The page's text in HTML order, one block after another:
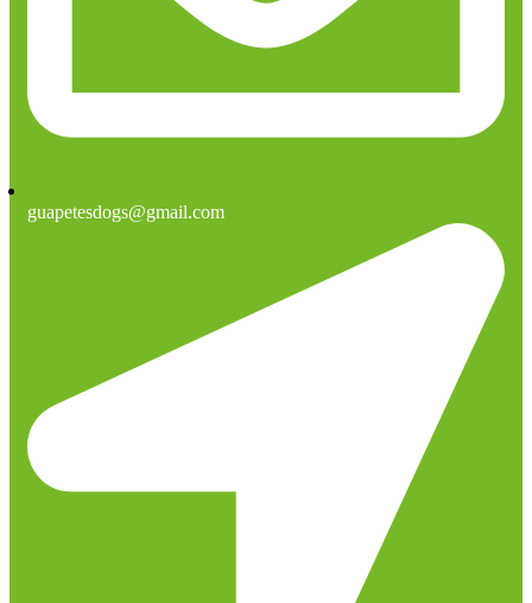
guapetesdogs@gmail.com